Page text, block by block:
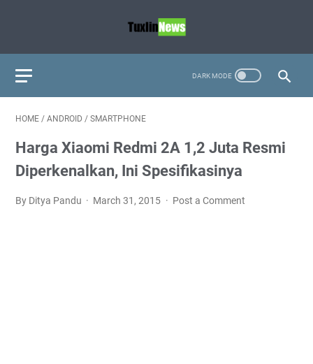
HOME / ANDROID / SMARTPHONE
Harga Xiaomi Redmi 2A 1,2 Juta Resmi
Diperkenalkan, Ini Spesifikasinya
By Ditya Pandu March 31, 2015 Post a Comment